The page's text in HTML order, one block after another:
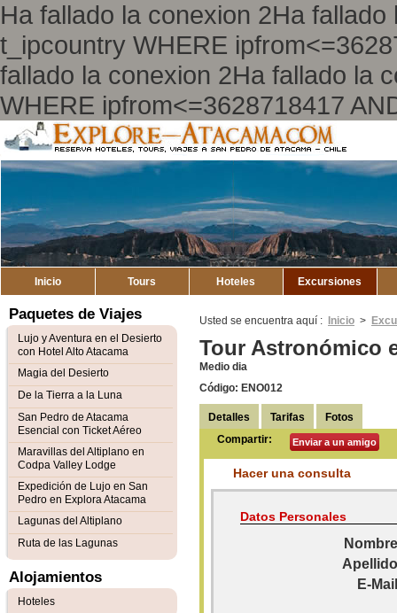
Ha fallado la conexion 2Ha
t_ipcountry WHERE
fallado la conexion 2Ha fallado la
WHERE ipfrom<=3628718417
Inicio Tours Hoteles Excursiones
Usted se encuentra aquí : Inicio >
Tour Astronómico
Medio dia
Código: ENO012
Detalles Tarifas
Fotos
Compartir:
Enviar a un amigo
Hacer una consulta
Datos Personales
E-
Paquetes de Viajes
Lujo y Aventura en el Desierto
con Hotel Alto Atacama
Magia del Desierto
De la Tierra a la Luna
San Pedro de Atacama
Esencial con Ticket Aéreo
Maravillas del Altiplano en
Codpa Valley Lodge
Expedición de Lujo en San
Pedro en Explora Atacama
Lagunas del Altiplano
Ruta de las Lagunas
Alojamientos
Hoteles